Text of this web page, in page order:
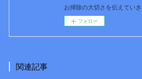
お掃除の大切さを伝えていき
フォロー
関連記事